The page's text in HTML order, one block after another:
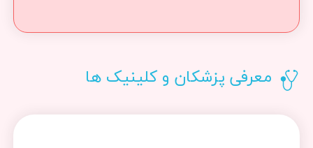
معرفی پزشکان و کلینیک ها